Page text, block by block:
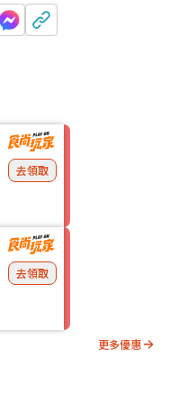
去領取
去領取
更多優惠